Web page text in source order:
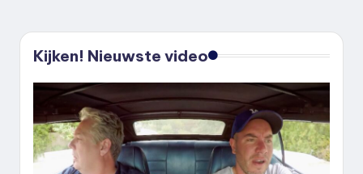
Kijken! Nieuwste video